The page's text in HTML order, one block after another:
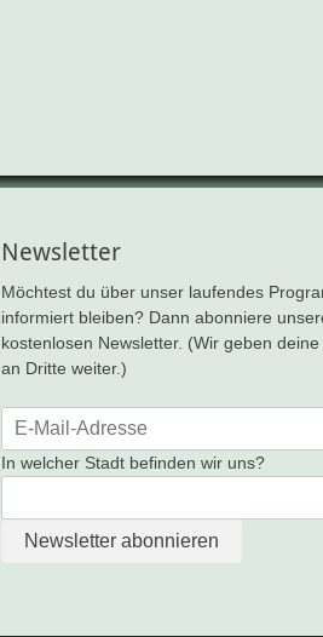
Newsletter
Möchtest du über unser laufendes
informiert bleiben? Dann abonniere
kostenlosen Newsletter. (Wir geben
an Dritte weiter.)
In welcher Stadt befinden wir uns?